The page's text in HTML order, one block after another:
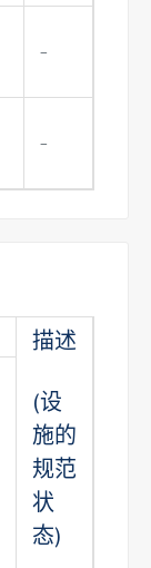
–
–
描述
(设
施的
规范
状
态)